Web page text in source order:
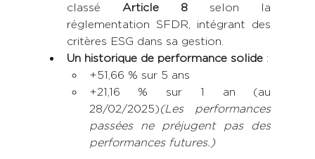
classé Article 8 selon la
réglementation SFDR, intégrant des
critères ESG dans sa gestion.
Un historique de performance solide :
+51,66 % sur 5 ans
+21,16 % sur 1 an (au
28/02/2025)(Les performances
passées ne préjugent pas des
performances futures.)